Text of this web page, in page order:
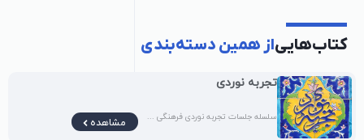
کتاب‌هاییاز همین دسته‌بندی
تجربه نوردی
سلسله جلسات تجربه نوردی فرهنگی ... مشاهده